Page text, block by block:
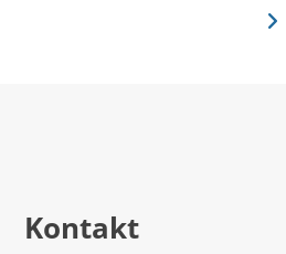
Kontakt